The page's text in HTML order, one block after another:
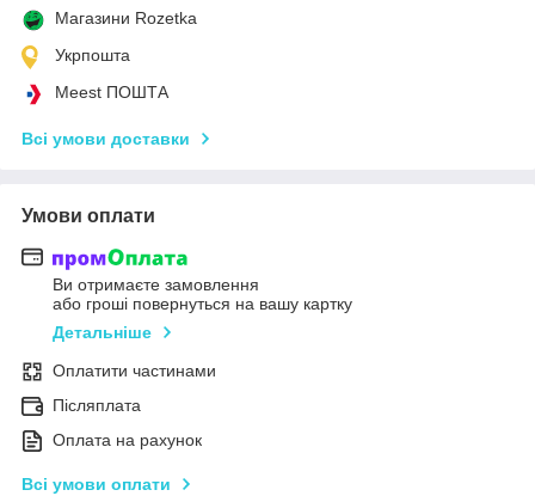
Магазини Rozetka
Укрпошта
Meest ПОШТА
Всі умови доставки
Умови оплати
Ви отримаєте замовлення
або гроші повернуться на вашу картку
Детальніше
Оплатити частинами
Післяплата
Оплата на рахунок
Всі умови оплати